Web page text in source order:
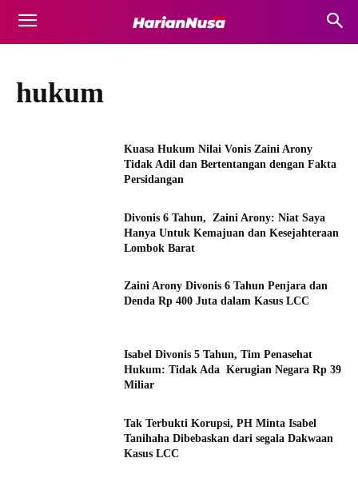
hukum
Kuasa Hukum Nilai Vonis Zaini Arony
Tidak Adil dan Bertentangan dengan Fakta
Persidangan
Divonis 6 Tahun, Zaini Arony: Niat Saya
Hanya Untuk Kemajuan dan Kesejahteraan
Lombok Barat
Zaini Arony Divonis 6 Tahun Penjara dan
Denda Rp 400 Juta dalam Kasus LCC
Isabel Divonis 5 Tahun, Tim Penasehat
Hukum: Tidak Ada Kerugian Negara Rp 39
Miliar
Tak Terbukti Korupsi, PH Minta Isabel
Tanihaha Dibebaskan dari segala Dakwaan
Kasus LCC